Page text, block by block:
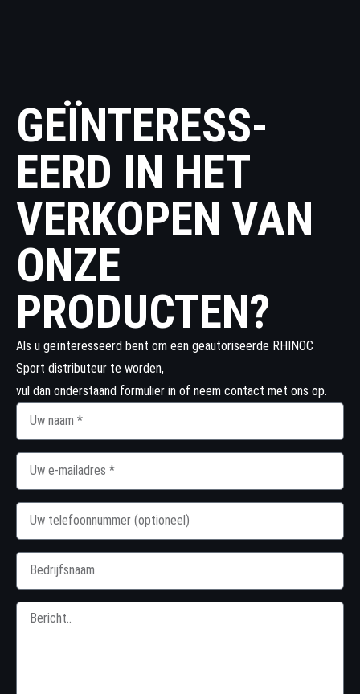
GEÏNTERESS­
EERD IN HET
VERKOPEN VAN
ONZE
PRODUCTEN?
Als u geïnteresseerd bent om een geautoriseerde RHINOC
Sport distributeur te worden,
vul dan onderstaand formulier in of neem contact met ons op.